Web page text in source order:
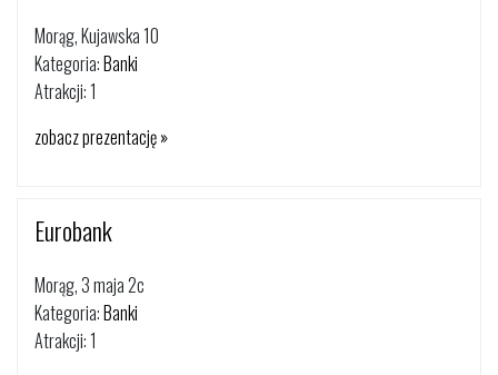
Morąg, Kujawska 10
Kategoria:Banki
Atrakcji: 1
zobacz prezentację »
Eurobank
Morąg, 3 maja 2c
Kategoria:Banki
Atrakcji: 1